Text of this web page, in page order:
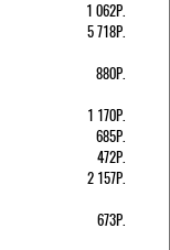
1 062Р.
5 718Р.
880Р.
1 170Р.
685Р.
472Р.
2 157Р.
673Р.